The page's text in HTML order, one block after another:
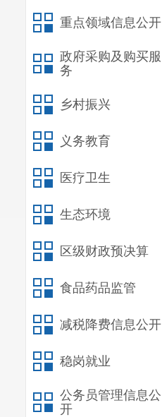
重点领域信息公开
政府采购及购买服
务
乡村振兴
义务教育
医疗卫生
生态环境
区级财政预决算
食品药品监管
减税降费信息公开
稳岗就业
公务员管理信息公
开